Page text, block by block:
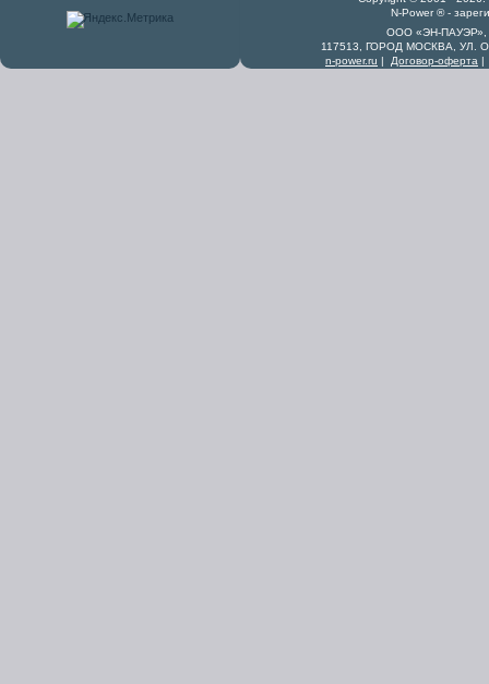
N-Power ® -
ООО «ЭН-ПАУЭР»,
117513, ГОРОД МОСКВА, УЛ.
n-power.ru | Договор-оферта